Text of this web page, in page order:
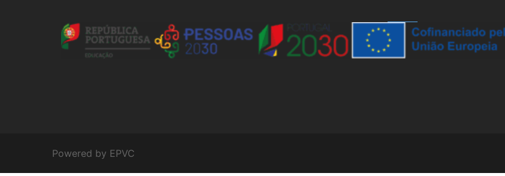
Powered by EPVC